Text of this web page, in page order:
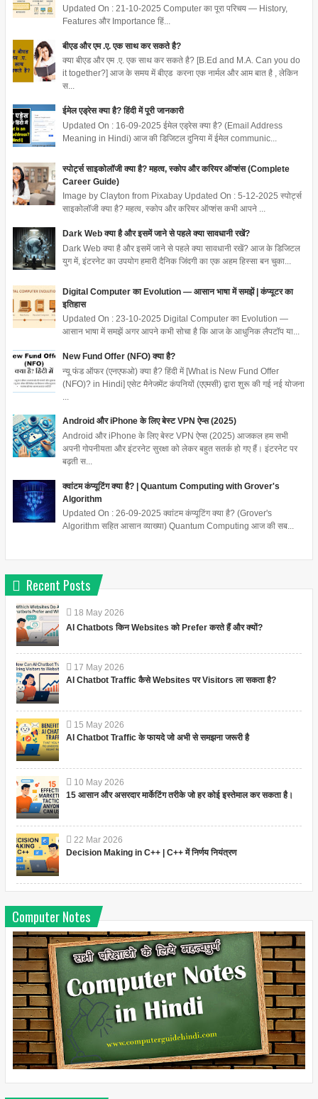
Updated On : 21-10-2025 Computer का पूरा परिचय — History,
Features और Importance हिं...
बीएड और एम .ए. एक साथ कर सकते है?
क्या बीएड और एम .ए. एक साथ कर सकते है? [B.Ed and M.A. Can you do
it together?] आज के समय में बीएड करना एक नार्मल और आम बात है , लेकिन
स...
ईमेल एड्रेस क्या है? हिंदी में पूरी जानकारी
Updated On : 16-09-2025 ईमेल एड्रेस क्या है? (Email Address
Meaning in Hindi) आज की डिजिटल दुनिया में ईमेल communic...
स्पोर्ट्स साइकोलॉजी क्या है? महत्व, स्कोप और करियर ऑप्शंस (Complete
Career Guide)
Image by Clayton from Pixabay Updated On : 5-12-2025 स्पोर्ट्स
साइकोलॉजी क्या है? महत्व, स्कोप और करियर ऑप्शंस कभी आपने ...
Dark Web क्या है और इसमें जाने से पहले क्या सावधानी रखें?
Dark Web क्या है और इसमें जाने से पहले क्या सावधानी रखें? आज के डिजिटल
युग में, इंटरनेट का उपयोग हमारी दैनिक जिंदगी का एक अहम हिस्सा बन चुका...
Digital Computer का Evolution — आसान भाषा में समझें | कंप्यूटर का
इतिहास
Updated On : 23-10-2025 Digital Computer का Evolution —
आसान भाषा में समझें अगर आपने कभी सोचा है कि आज के आधुनिक लैपटॉप या...
New Fund Offer (NFO) क्या है?
न्यू फंड ऑफर (एनएफओ) क्या है? हिंदी में [What is New Fund Offer
(NFO)? in Hindi] एसेट मैनेजमेंट कंपनियों (एएमसी) द्वारा शुरू की गई नई योजना
Android और iPhone के लिए बेस्ट VPN ऐप्स (2025)
Android और iPhone के लिए बेस्ट VPN ऐप्स (2025) आजकल हम सभी
अपनी गोपनीयता और इंटरनेट सुरक्षा को लेकर बहुत सतर्क हो गए हैं। इंटरनेट पर
बढ़ती स...
क्वांटम कंप्यूटिंग क्या है? | Quantum Computing with Grover's
Algorithm
Updated On : 26-09-2025 क्वांटम कंप्यूटिंग क्या है? (Grover's
Algorithm सहित आसान व्याख्या) Quantum Computing आज की सब...
Recent Posts
18 May 2026
AI Chatbots किन Websites को Prefer करते हैं और क्यों?
17 May 2026
AI Chatbot Traffic कैसे Websites पर Visitors ला सकता है?
15 May 2026
AI Chatbot Traffic के फायदे जो अभी से समझना जरूरी है
10 May 2026
15 आसान और असरदार मार्केटिंग तरीके जो हर कोई इस्तेमाल कर सकता है।
22 Mar 2026
Decision Making in C++ | C++ में निर्णय नियंत्रण
Computer Notes